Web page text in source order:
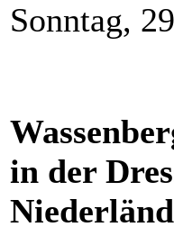
Sonntag,
in der